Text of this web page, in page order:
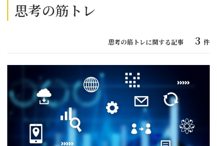
思考の筋トレ
思考の筋トレに関する記事 3 件